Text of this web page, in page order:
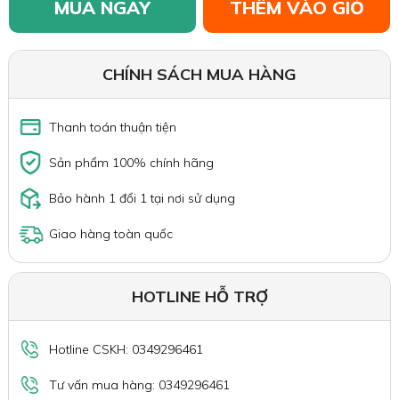
MUA NGAY THÊM VÀO GIỎ
CHÍNH SÁCH MUA HÀNG
Thanh toán thuận tiện
Sản phẩm 100% chính hãng
Bảo hành 1 đổi 1 tại nơi sử dụng
Giao hàng toàn quốc
HOTLINE HỖ TRỢ
Hotline CSKH: 0349296461
Tư vấn mua hàng: 0349296461